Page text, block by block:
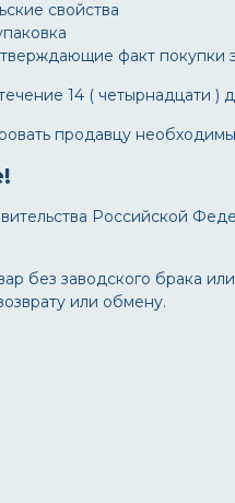
свойства
факт покупки
14 ( четырнадцати )
продавцу
Российской
без заводского брака
или обмену.